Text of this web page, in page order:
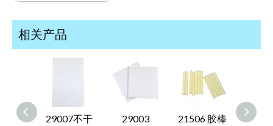
相关产品
29007不干
29003
21506 胶棒
21266